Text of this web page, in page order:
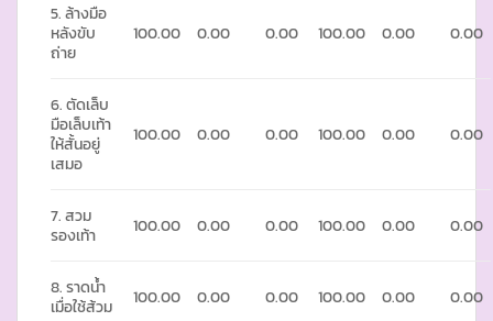
5. ล้างมือ
หลังขับ
ถ่าย
100.00 0.00 0.00 100.00 0.00 0.00
6. ตัดเล็บ
มือเล็บเท้า
ให้สั้นอยู่
เสมอ
100.00 0.00 0.00 100.00 0.00 0.00
7. สวม
รองเท้า
100.00 0.00 0.00 100.00 0.00 0.00
8. ราดน้ำ
เมื่อใช้ส้วม
100.00 0.00 0.00 100.00 0.00 0.00